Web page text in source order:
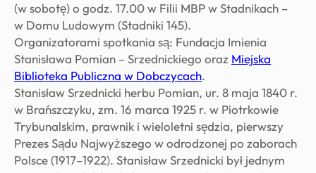
(w sobotę) o godz. 17.00 w Filii MBP w Stadnikach –
w Domu Ludowym (Stadniki 145).
Organizatorami spotkania są: Fundacja Imienia
Stanisława Pomian – Srzednickiego oraz Miejska
Biblioteka Publiczna w Dobczycach.
Stanisław Srzednicki herbu Pomian, ur. 8 maja 1840 r.
w Brańszczyku, zm. 16 marca 1925 r. w Piotrkowie
Trybunalskim, prawnik i wieloletni sędzia, pierwszy
Prezes Sądu Najwyższego w odrodzonej po zaborach
Polsce (1917–1922). Stanisław Srzednicki był jednym